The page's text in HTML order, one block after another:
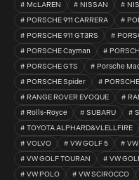
McLAREN
NISSAN
PORSCHE 911 CARRERA
PORSCHE 911 GT3RS
PORSCHE Cayman
PORSCHE GTS
Porsche
PORSCHE Spider
RANGE ROVER EVOQUE
Rolls-Royce
SUBARU
TOYOTA ALPHARD&VLELLFIRE
VOLVO
VW GOLF 5
VW GOLF TOURAN
VW
VW POLO
VW SCIROCCO